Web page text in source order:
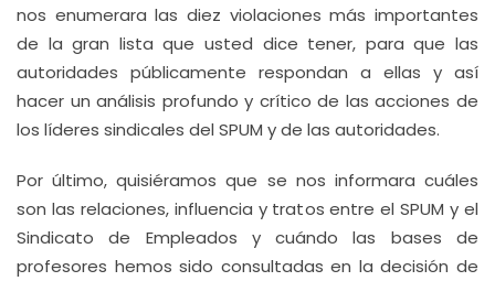
nos enumerara las diez violaciones más importantes
de la gran lista que usted dice tener, para que las
autoridades públicamente respondan a ellas y así
hacer un análisis profundo y crítico de las acciones de
los líderes sindicales del SPUM y de las autoridades.
Por último, quisiéramos que se nos informara cuáles
son las relaciones, influencia y tratos entre el SPUM y el
Sindicato de Empleados y cuándo las bases de
profesores hemos sido consultadas en la decisión de